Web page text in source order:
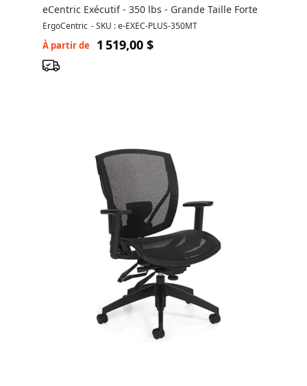
eCentric Exécutif - 350 lbs - Grande Taille Forte
ErgoCentric -SKU : e-EXEC-PLUS-350MT
À partir de 1 519,00 $